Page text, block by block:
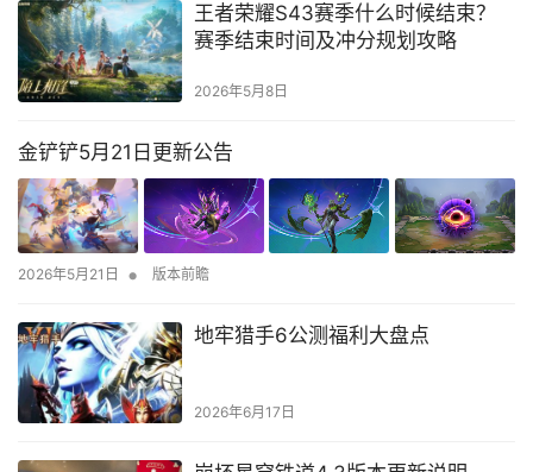
王者荣耀S43赛季什么时候结束？
赛季结束时间及冲分规划攻略
2026年5月8日
金铲铲5月21日更新公告
2026年5月21日 • 版本前瞻
地牢猎手6公测福利大盘点
2026年6月17日